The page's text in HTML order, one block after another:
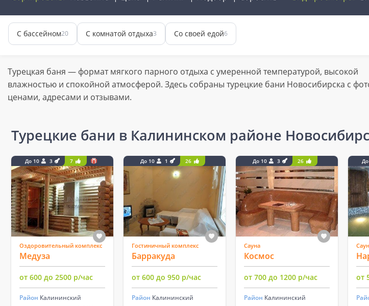
С бассейном20 С комнатой отдыха3 Со своей едой6
Турецкая баня — формат мягкого парного отдыха с умеренной температурой, высокой
влажностью и спокойной атмосферой. Здесь собраны турецкие бани Новосибирска с
ценами, адресами и отзывами.
Турецкие бани в Калининском районе
До 10 3 7
Оздоровительный комплекс
Медуза
от 600 до 2500 р/час
Район Калининский
До 10 1 26
Гостиничный комплекс
Барракуда
от 600 до 950 р/час
Район Калининский
До 10 3 26
Сауна
Космос
от 700 до 1200 р/час
Район Калининский
от